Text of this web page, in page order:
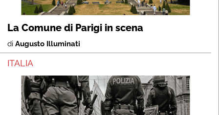
La Comune di Parigi in scena
di Augusto Illuminati
ITALIA